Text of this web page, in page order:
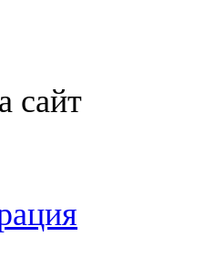
сайт